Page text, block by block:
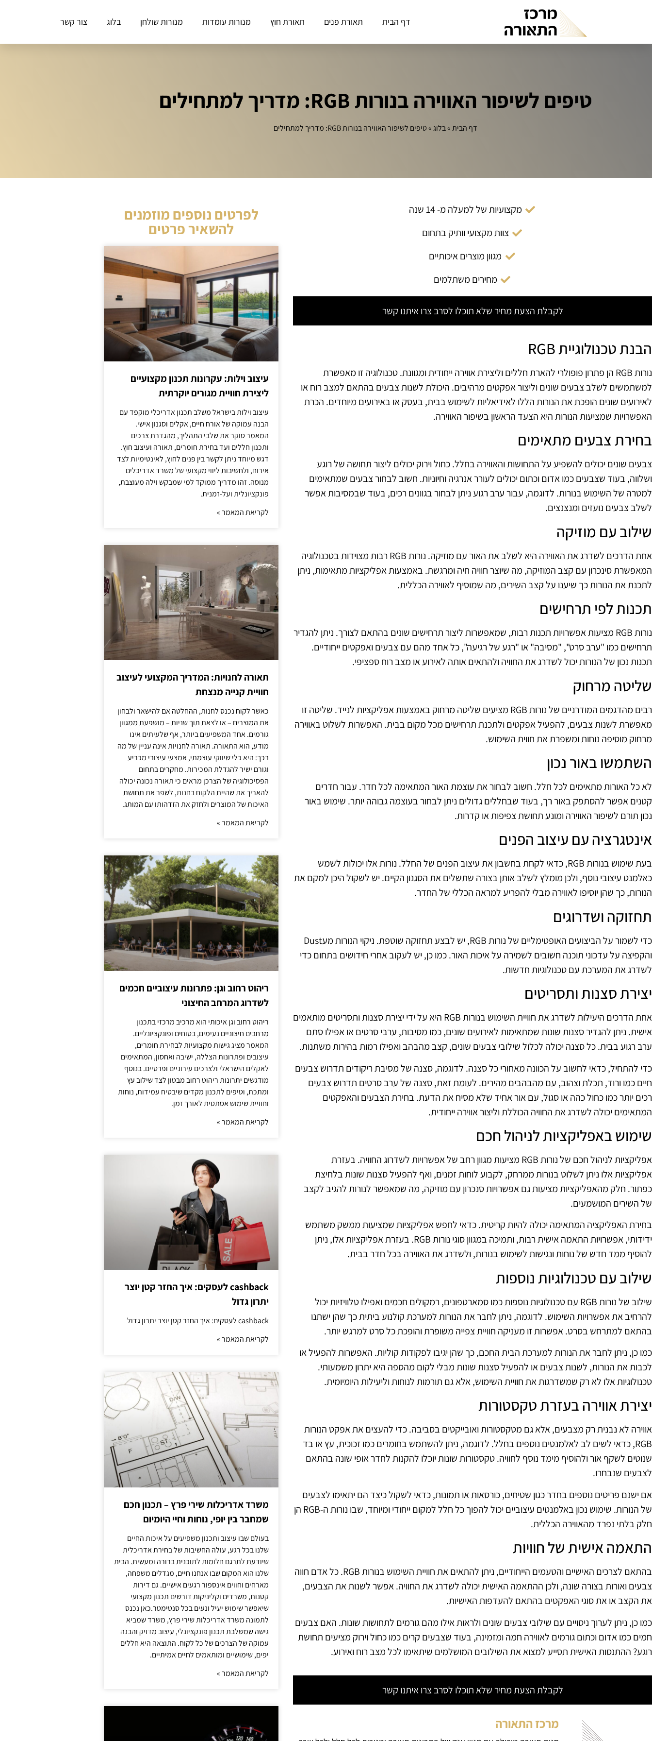
דף הבית תאורת פנים תאורת חוץ מנורות עומדות מנורות שולחן בלוג צור קשר
טיפים לשיפור האווירה בנורות RGB: מדריך למתחילים
דף הבית»בלוג»טיפים לשיפור האווירה בנורות RGB: מדריך למתחילים
מקצועיות של למעלה מ- 14 שנה
צוות מקצועי וותיק בתחום
מגוון מוצרים איכותיים
מחירים משתלמים
לקבלת הצעת מחיר שלא תוכלו לסרב צרו איתנו קשר
הבנת טכנולוגיית RGB
נורות RGB הן פתרון פופולרי להארת חללים וליצירת אווירה ייחודית ומגוונת. טכנולוגיה זו מאפשרת
למשתמשים לשלב צבעים שונים וליצור אפקטים מרהיבים. היכולת לשנות צבעים בהתאם למצב רוח או
לאירועים שונים הופכת את הנורות הללו לאידיאליות לשימוש בבית, בעסק או באירועים מיוחדים. הכרת
האפשרויות שמציעות הנורות היא הצעד הראשון בשיפור האווירה.
בחירת צבעים מתאימים
צבעים שונים יכולים להשפיע על התחושות והאווירה בחלל. כחול וירוק יכולים ליצור תחושה של רוגע
ושלווה, בעוד שצבעים כמו אדום וכתום יכולים לעורר אנרגיה וחיוניות. חשוב לבחור צבעים שמתאימים
למטרה של השימוש בנורות. לדוגמה, עבור ערב רגוע ניתן לבחור בגוונים רכים, בעוד שבמסיבות אפשר
לשלב צבעים נועזים ומנצנצים.
שילוב עם מוזיקה
אחת הדרכים לשדרג את האווירה היא לשלב את האור עם מוזיקה. נורות RGB רבות מצוידות בטכנולוגיה
המאפשרת סינכרון עם קצב המוזיקה, מה שיוצר חוויה חיה ומרגשת. באמצעות אפליקציות מתאימות, ניתן
לתכנת את הנורות כך שיענו על קצב השירים, מה שמוסיף לאווירה הכללית.
תכנות לפי תרחישים
נורות RGB מציעות אפשרויות תכנות רבות, שמאפשרות ליצור תרחישים שונים בהתאם לצורך. ניתן להגדיר
תרחישים כמו "ערב סרט", "מסיבה" או "רגע של רגיעה", כל אחד מהם עם צבעים ואפקטים ייחודיים.
תכנות נכון של הנורות יכול לשדרג את החוויה ולהתאים אותה לאירוע או מצב רוח ספציפי.
שליטה מרחוק
רבים מהדגמים המודרניים של נורות RGB מציעים שליטה מרחוק באמצעות אפליקציות לנייד. שליטה זו
מאפשרת לשנות צבעים, להפעיל אפקטים ולתכנת תרחישים מכל מקום בבית. האפשרות לשלוט באווירה
מרחוק מוסיפה נוחות ומשפרת את חווית השימוש.
השתמשו באור נכון
לא כל האורות מתאימים לכל חלל. חשוב לבחור את עוצמת האור המתאימה לכל חדר. עבור חדרים
קטנים אפשר להסתפק באור רך, בעוד שבחללים גדולים ניתן לבחור בעוצמה גבוהה יותר. שימוש באור
נכון תורם לשיפור האווירה ומונע תחושת צפיפות או קדרות.
אינטגרציה עם עיצוב הפנים
בעת שימוש בנורות RGB, כדאי לקחת בחשבון את עיצוב הפנים של החלל. נורות אלו יכולות לשמש
כאלמנט עיצובי נוסף, ולכן מומלץ לשלב אותן בצורה שתשלים את הסגנון הקיים. יש לשקול היכן למקם את
הנורות, כך שהן יוסיפו לאווירה מבלי להפריע למראה הכללי של החדר.
תחזוקה ושדרוגים
כדי לשמור על הביצועים האופטימליים של נורות RGB, יש לבצע תחזוקה שוטפת. ניקוי הנורות מעDust
והקפיצה על עדכוני תוכנה חשובים לשמירה על איכות האור. כמו כן, יש לעקוב אחרי חידושים בתחום כדי
לשדרג את המערכת עם טכנולוגיות חדשות.
יצירת סצנות ותסריטים
אחת הדרכים היעילות לשדרג את חוויית השימוש בנורות RGB היא על ידי יצירת סצנות ותסריטים מותאמים
אישית. ניתן להגדיר סצנות שונות שמתאימות לאירועים שונים, כמו מסיבות, ערבי סרטים או אפילו סתם
ערב רגוע בבית. כל סצנה יכולה לכלול שילובי צבעים שונים, קצב מהבהב ואפילו רמות בהירות משתנות.
כדי להתחיל, כדאי לחשוב על הכוונה מאחורי כל סצנה. לדוגמה, סצנה של מסיבת ריקודים תדרוש צבעים
חיים כמו ורוד, תכלת וצהוב, עם מהבהבים מהירים. לעומת זאת, סצנה של ערב סרטים תדרוש צבעים
רכים יותר כמו כחול כהה או סגול, עם אור אחיד שלא מסיח את הדעת. בחירת הצבעים והאפקטים
המתאימים יכולה לשדרג את החוויה הכוללת וליצור אווירה ייחודית.
שימוש באפליקציות לניהול חכם
אפליקציות לניהול חכם של נורות RGB מציעות מגוון רחב של אפשרויות לשדרוג החוויה. בעזרת
אפליקציות אלו ניתן לשלוט בנורות ממרחק, לקבוע לוחות זמנים, ואף להפעיל סצנות שונות בלחיצת
כפתור. חלק מהאפליקציות מציעות גם אפשרויות סנכרון עם מוזיקה, מה שמאפשר לנורות להגיב לקצב
של השירים המושמעים.
בחירת האפליקציה המתאימה יכולה להיות קריטית. כדאי לחפש אפליקציות שמציעות ממשק משתמש
ידידותי, אפשרויות התאמה אישית רבות, ותמיכה במגוון סוגי נורות RGB. בעזרת אפליקציות אלו, ניתן
להוסיף ממד חדש של נוחות ונגישות לשימוש בנורות, ולשדרג את האווירה בכל חדר בבית.
שילוב עם טכנולוגיות נוספות
שילוב של נורות RGB עם טכנולוגיות נוספות כמו סמארטפונים, רמקולים חכמים ואפילו טלוויזיות יכול
להרחיב את אפשרויות השימוש. לדוגמה, ניתן לחבר את הנורות למערכת קולנוע ביתית כך שהן ישתנו
בהתאם למתרחש בסרט. אפשרות זו מעניקה חוויית צפייה משופרת והופכת כל סרט למרגש יותר.
כמו כן, ניתן לחבר את הנורות למערכת הבית החכם, כך שהן יגיבו לפקודות קוליות. האפשרות להפעיל או
לכבות את הנורות, לשנות צבעים או להפעיל סצנות שונות מבלי לקום מהספה היא יתרון משמעותי.
טכנולוגיות אלו לא רק שמשדרגות את חוויית השימוש, אלא גם תורמות לנוחות וליעילות היומיומית.
יצירת אווירה בעזרת טקסטורות
אווירה לא נבנית רק מצבעים, אלא גם מטקסטורות ואובייקטים בסביבה. כדי להעצים את אפקט הנורות
RGB, כדאי לשים לב לאלמנטים נוספים בחלל. לדוגמה, ניתן להשתמש בחומרים כמו זכוכית, עץ או בד
שנוטים לשקף אור ולהוסיף מימד נוסף לחוויה. טקסטורות שונות יוכלו להקנות לחדר אופי שונה בהתאם
לצבעים שנבחרו.
אם ישנם פריטים נוספים בחדר כגון שטיחים, כורסאות או תמונות, כדאי לשקול כיצד הם יתאימו לצבעים
של הנורות. שימוש נכון באלמנטים עיצוביים יכול להפוך כל חלל למקום ייחודי ומיוחד, שבו נורות ה-RGB הן
חלק בלתי נפרד מהאווירה הכללית.
התאמה אישית של חוויות
בהתאם לצרכים האישיים והטעמים הייחודיים, ניתן להתאים את חוויית השימוש בנורות RGB. כל אדם חווה
צבעים ואורות בצורה שונה, ולכן ההתאמה האישית יכולה לשדרג את החוויה. אפשר לשנות את הצבעים,
את הקצב או את סוגי האפקטים בהתאם להעדפות האישיות.
כמו כן, ניתן לערוך ניסויים עם שילובי צבעים שונים ולראות אילו מהם גורמים לתחושות שונות. האם צבעים
חמים כמו אדום וכתום גורמים לאווירה חמה ומזמינה, בעוד שצבעים קרים כמו כחול וירוק מציעים תחושת
רוגע? ההתנסות האישית תסייע למצוא את השילובים המושלמים שיתאימו לכל מצב רוח ואירוע.
לקבלת הצעת מחיר שלא תוכלו לסרב צרו איתנו קשר
מרכז התאורה
לפרטים נוספים מוזמנים
להשאיר פרטים
עיצוב וילות: עקרונות תכנון מקצועיים
ליצירת חוויית מגורים יוקרתית
עיצוב וילות בישראל משלב תכנון אדריכלי מוקפד עם
הבנה עמוקה של אורח חיים, אקלים וסגנון אישי.
המאמר סוקר את שלבי התהליך, מהגדרת צרכים
ותכנון חללים ועד בחירת חומרים, תאורה ועיצוב חוץ.
דגש מיוחד ניתן לקשר בין פנים לחוץ, לאינטימיות לצד
אירוח, ולחשיבות ליווי מקצועי של משרד אדריכלים
מנוסה. זהו מדריך ממוקד למי שמבקש וילה מעוצבת,
פונקציונלית ועל-זמנית.
לקריאת המאמר »
תאורה לחנויות: המדריך המקצועי לעיצוב
חוויית קנייה מנצחת
כאשר לקוח נכנס לחנות, ההחלטה אם להישאר ולבחון
את המוצרים – או לצאת תוך שניות – מושפעת ממגוון
גורמים. אחד המשפיעים ביותר, אף שלעיתים אינו
מודע, הוא התאורה. תאורה לחנויות אינה עניין של מה
בכך: היא כלי שיווקי עוצמתי, אמצעי עיצובי מכריע
וגורם ישיר להגדלת המכירות. מחקרים בתחום
הפסיכולוגיה של הצרכן מראים כי תאורה נכונה יכולה
להאריך את שהיית הלקוח בחנות, לשפר את תחושת
האיכות של המוצרים ולחזק את הזדהותו עם המותג.
לקריאת המאמר »
ריהוט רחוב וגן: פתרונות עיצוביים חכמים
לשדרוג המרחב החיצוני
ריהוט רחוב וגן איכותי הוא מרכיב מרכזי בתכנון
מרחבים חיצוניים נעימים, בטוחים ופונקציונליים.
המאמר מציג גישות מקצועיות לבחירת חומרים,
עיצובים ופתרונות הצללה, ישיבה ואחסון, המתאימים
לאקלים הישראלי ולצרכים עירוניים ופרטיים. בנוסף
מודגשים יתרונות ריהוט רחוב מבטון לצד שילוב עץ
ומתכת, וטיפים לתכנון מקדים שיבטיח עמידות, נוחות
וחוויית שימוש אסתטית לאורך זמן.
לקריאת המאמר »
cashback לעסקים: איך החזר קטן יוצר
יתרון גדול
cashback לעסקים: איך החזר קטן יוצר יתרון גדול
לקריאת המאמר »
משרד אדריכלות שירי פרץ – תכנון חכם
שמחבר בין יופי, נוחות וחיי היומיום
בעולם שבו עיצוב ותכנון משפיעים על איכות החיים
שלנו בכל רגע, עולה החשיבות של בחירת אדריכלית
שיודעת לתרגם חלומות לתוכנית ברורה ומעשית. הבית
שלנו הוא המקום שבו אנחנו חיים, מגדלים משפחה,
מארחים וחווים אינספור רגעים אישיים. גם דירות
קטנות, משרדים וקליניקות דורשים תכנון מקצועי
שיאפשר שימוש יעיל ונעים בכל סנטימטר.כאן נכנס
לתמונה משרד אדריכלות שירי פרץ, משרד שמביא
גישה שמשלבת תכנון פונקציונלי, עיצוב מדויק והבנה
עמוקה של הצרכים של כל לקוח. התוצאה היא חללים
יפים, שימושיים ומותאמים לחיים אמיתיים.
לקריאת המאמר »